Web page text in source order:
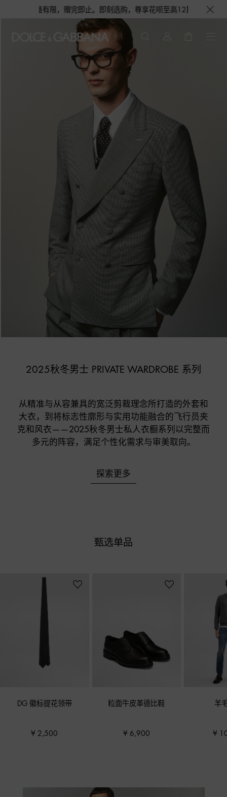
。即刻选购，尊享花呗至高12期免息分期礼遇，下单即赠倾心之约
2025秋冬男士 PRIVATE WARDROBE 系列
从精准与从容兼具的宽泛剪裁理念所打造的外套和
大衣，到将标志性廓形与实用功能融合的飞行员夹
克和风衣——2025秋冬男士私人衣橱系列以完整而
多元的阵容，满足个性化需求与审美取向。
探索更多
甄选单品
DG 徽标提花领带
¥ 2,500
粒面牛皮革德比鞋
¥ 6,900
羊
¥